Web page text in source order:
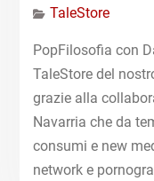
TaleStore
PopFilosofia con
TaleStore del
grazie alla
Navarria che da
consumi e new
network e